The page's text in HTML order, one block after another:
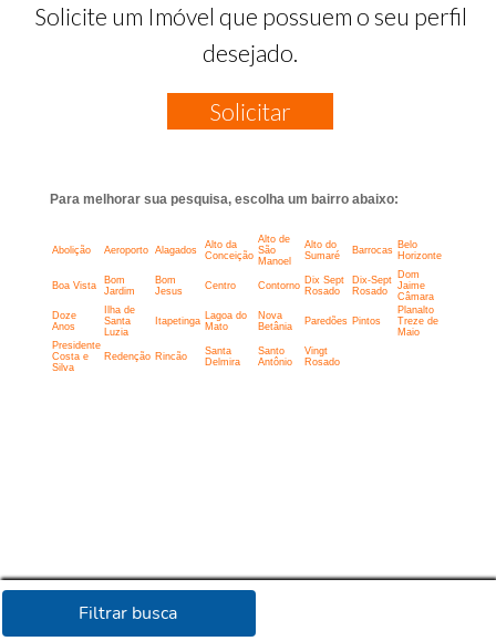
Filtrar busca
Solicite um Imóvel que possuem o seu perfil
desejado.
Solicitar
Para melhorar sua pesquisa, escolha um bairro abaixo:
Abolição Aeroporto Alagados
Alto da
Conceição
Alto de
São
Manoel
Alto do
Sumaré
Barrocas Belo
Horizonte
Boa Vista
Bom
Jardim
Bom
Jesus
Centro Contorno Dix Sept
Rosado
Dix-Sept
Rosado
Dom
Jaime
Câmara
Doze
Anos
Ilha de
Santa
Luzia
Itapetinga
Lagoa do
Mato
Nova
Betânia
Paredões Pintos
Planalto
Treze de
Maio
Presidente
Costa e
Silva
Redenção Rincão
Santa
Delmira
Santo
Antônio
Vingt
Rosado